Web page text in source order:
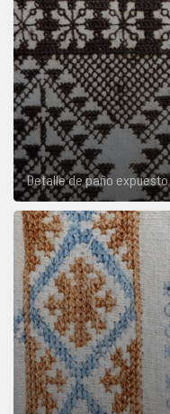
Detalle de paño expuesto